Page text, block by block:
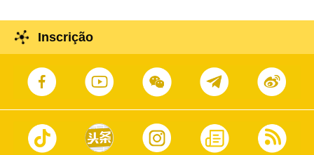
Inscrição